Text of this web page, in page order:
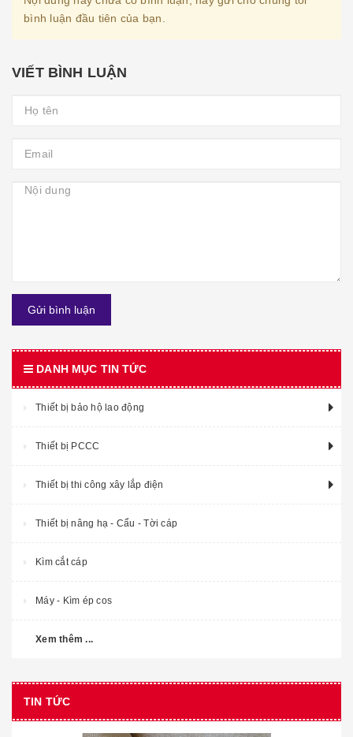
bình luận đầu tiên của bạn.
VIẾT BÌNH LUẬN
Gửi bình luận
DANH MỤC TIN TỨC
Thiết bị bảo hộ lao động
Thiết bị PCCC
Thiết bị thi công xây lắp điện
Thiết bị nâng hạ - Cẩu - Tời cáp
Kìm cắt cáp
Máy - Kìm ép cos
Xem thêm ...
TIN TỨC